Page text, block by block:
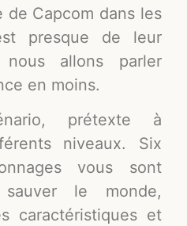
de Capcom dans les
presque de leur
nous allons parler
en moins.
prétexte à
niveaux. Six
vous sont
le monde,
caractéristiques et